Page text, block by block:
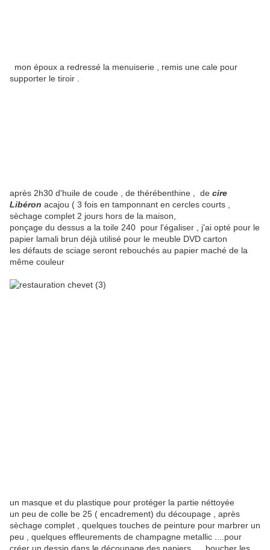
mon époux a redressé la menuiserie , remis une cale pour
supporter le tiroir .
après 2h30 d'huile de coude , de thérébenthine , de cire
Libéron acajou ( 3 fois en tamponnant en cercles courts ,
sèchage complet 2 jours hors de la maison,
ponçage du dessus a la toile 240 pour l'égaliser , j'ai opté pour le
papier lamali brun déjà utilisé pour le meuble DVD carton
les défauts de sciage seront rebouchés au papier maché de la
même couleur
un masque et du plastique pour protéger la partie néttoyée
un peu de colle be 25 ( encadrement) du découpage , après
sèchage complet , quelques touches de peinture pour marbrer un
peu , quelques effleurements de champagne metallic ....pour